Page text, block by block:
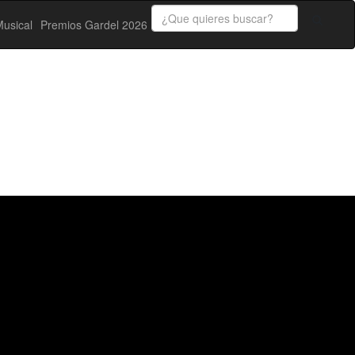
Premios Gardel 2026